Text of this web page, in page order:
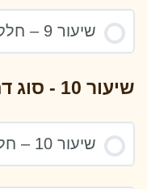
שיעור 9 – חלק ג
שיעור 10 - סוג דם AB
שיעור 10 – חלק א